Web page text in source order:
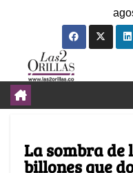
La sombra de
billones que